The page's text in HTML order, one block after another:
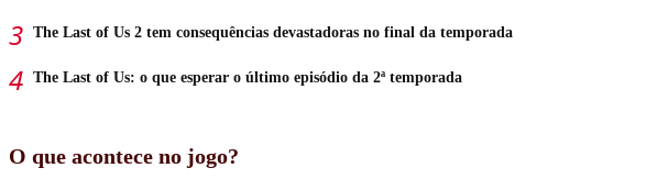
The Last of Us 2 tem consequências devastadoras no final da temporada
The Last of Us: o que esperar o último episódio da 2ª temporada
O que acontece no jogo?